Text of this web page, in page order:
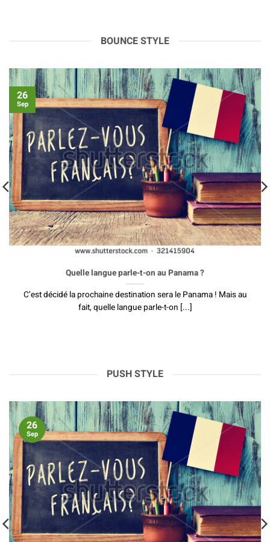
BOUNCE STYLE
Quelle langue parle-t-on au Panama ?
C’est décidé la prochaine destination sera le Panama ! Mais au
fait, quelle langue parle-t-on [...]
26
Sep
PUSH STYLE
26
Sep